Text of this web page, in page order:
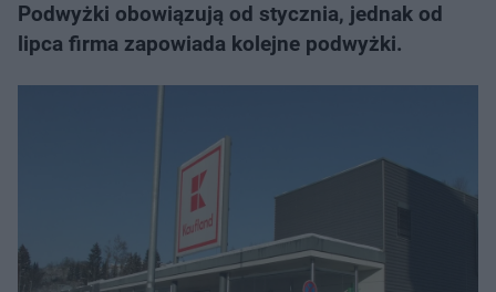
Podwyżki obowiązują od stycznia, jednak od
lipca firma zapowiada kolejne podwyżki.